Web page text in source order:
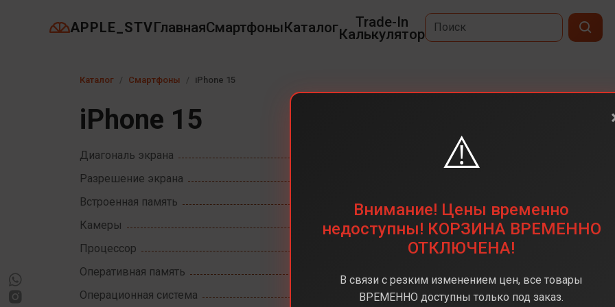
APPLE_STVГлавнаяСмартфоныКаталог Trade-In
Калькулятор
Каталог Смартфоны iPhone 15
iPhone 15
Диагональ экрана
Разрешение экрана
Встроенная память
Камеры
12+12(Двойная)
Процессор
Apple A16 Bionic
Оперативная память
Операционная система
iOS
⚠️
Внимание! Цены временно
недоступны! КОРЗИНА ВРЕМЕННО
ОТКЛЮЧЕНА!
В связи с резким изменением цен, все товары
ВРЕМЕННО доступны только под заказ.